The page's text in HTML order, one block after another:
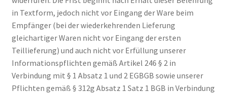
in Textform, jedoch nicht vor Eingang der Ware beim
Empfänger (bei der wiederkehrenden Lieferung
gleichartiger Waren nicht vor Eingang der ersten
Teillieferung) und auch nicht vor Erfüllung unserer
Informationspflichten gemäß Artikel 246 § 2 in
Verbindung mit § 1 Absatz 1 und 2 EGBGB sowie unserer
Pflichten gemäß § 312g Absatz 1 Satz 1 BGB in Verbindung